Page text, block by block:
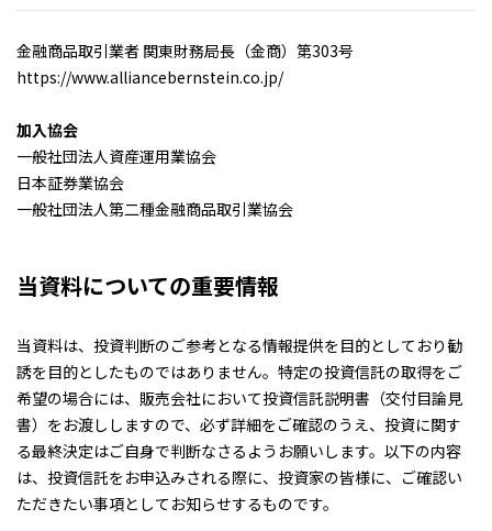
金融商品取引業者 関東財務局長（金商）第303号
https://www.alliancebernstein.co.jp/
加入協会
一般社団法人資産運用業協会
日本証券業協会
一般社団法人第二種金融商品取引業協会
当資料についての重要情報
当資料は、投資判断のご参考となる情報提供を目的としており勧
誘を目的としたものではありません。特定の投資信託の取得をご
希望の場合には、販売会社において投資信託説明書（交付目論見
書）をお渡ししますので、必ず詳細をご確認のうえ、投資に関す
る最終決定はご自身で判断なさるようお願いします。以下の内容
は、投資信託をお申込みされる際に、投資家の皆様に、ご確認い
ただきたい事項としてお知らせするものです。